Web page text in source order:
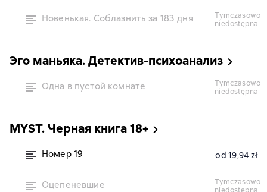
Новенькая. Соблазнить за 183 дня
tymczasowo
niedostępna
Эго маньяка. Детектив-психоанализ
Одна в пустой комнате
tymczasowo
niedostępna
MYST. Черная книга 18+
Номер 19 od 19,94 zł
Оцепеневшие
tymczasowo